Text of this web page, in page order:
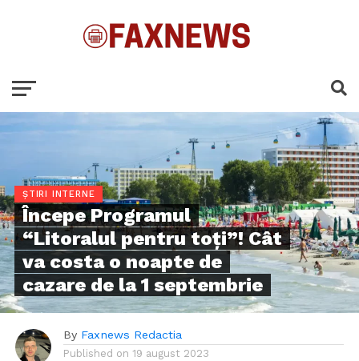
ȘTIRI INTERNE
Începe Programul
“Litoralul pentru toţi”! Cât
va costa o noapte de
cazare de la 1 septembrie
By Faxnews Redactia
Published on 19 august 2023